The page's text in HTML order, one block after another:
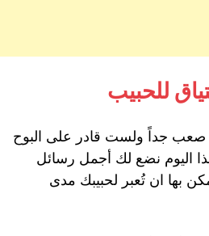
للحبيب
صعب جداً ولست قادر على البوح
اليوم نضع لك أجمل رسائل
بها ان تُعبر لحبيبك مدى